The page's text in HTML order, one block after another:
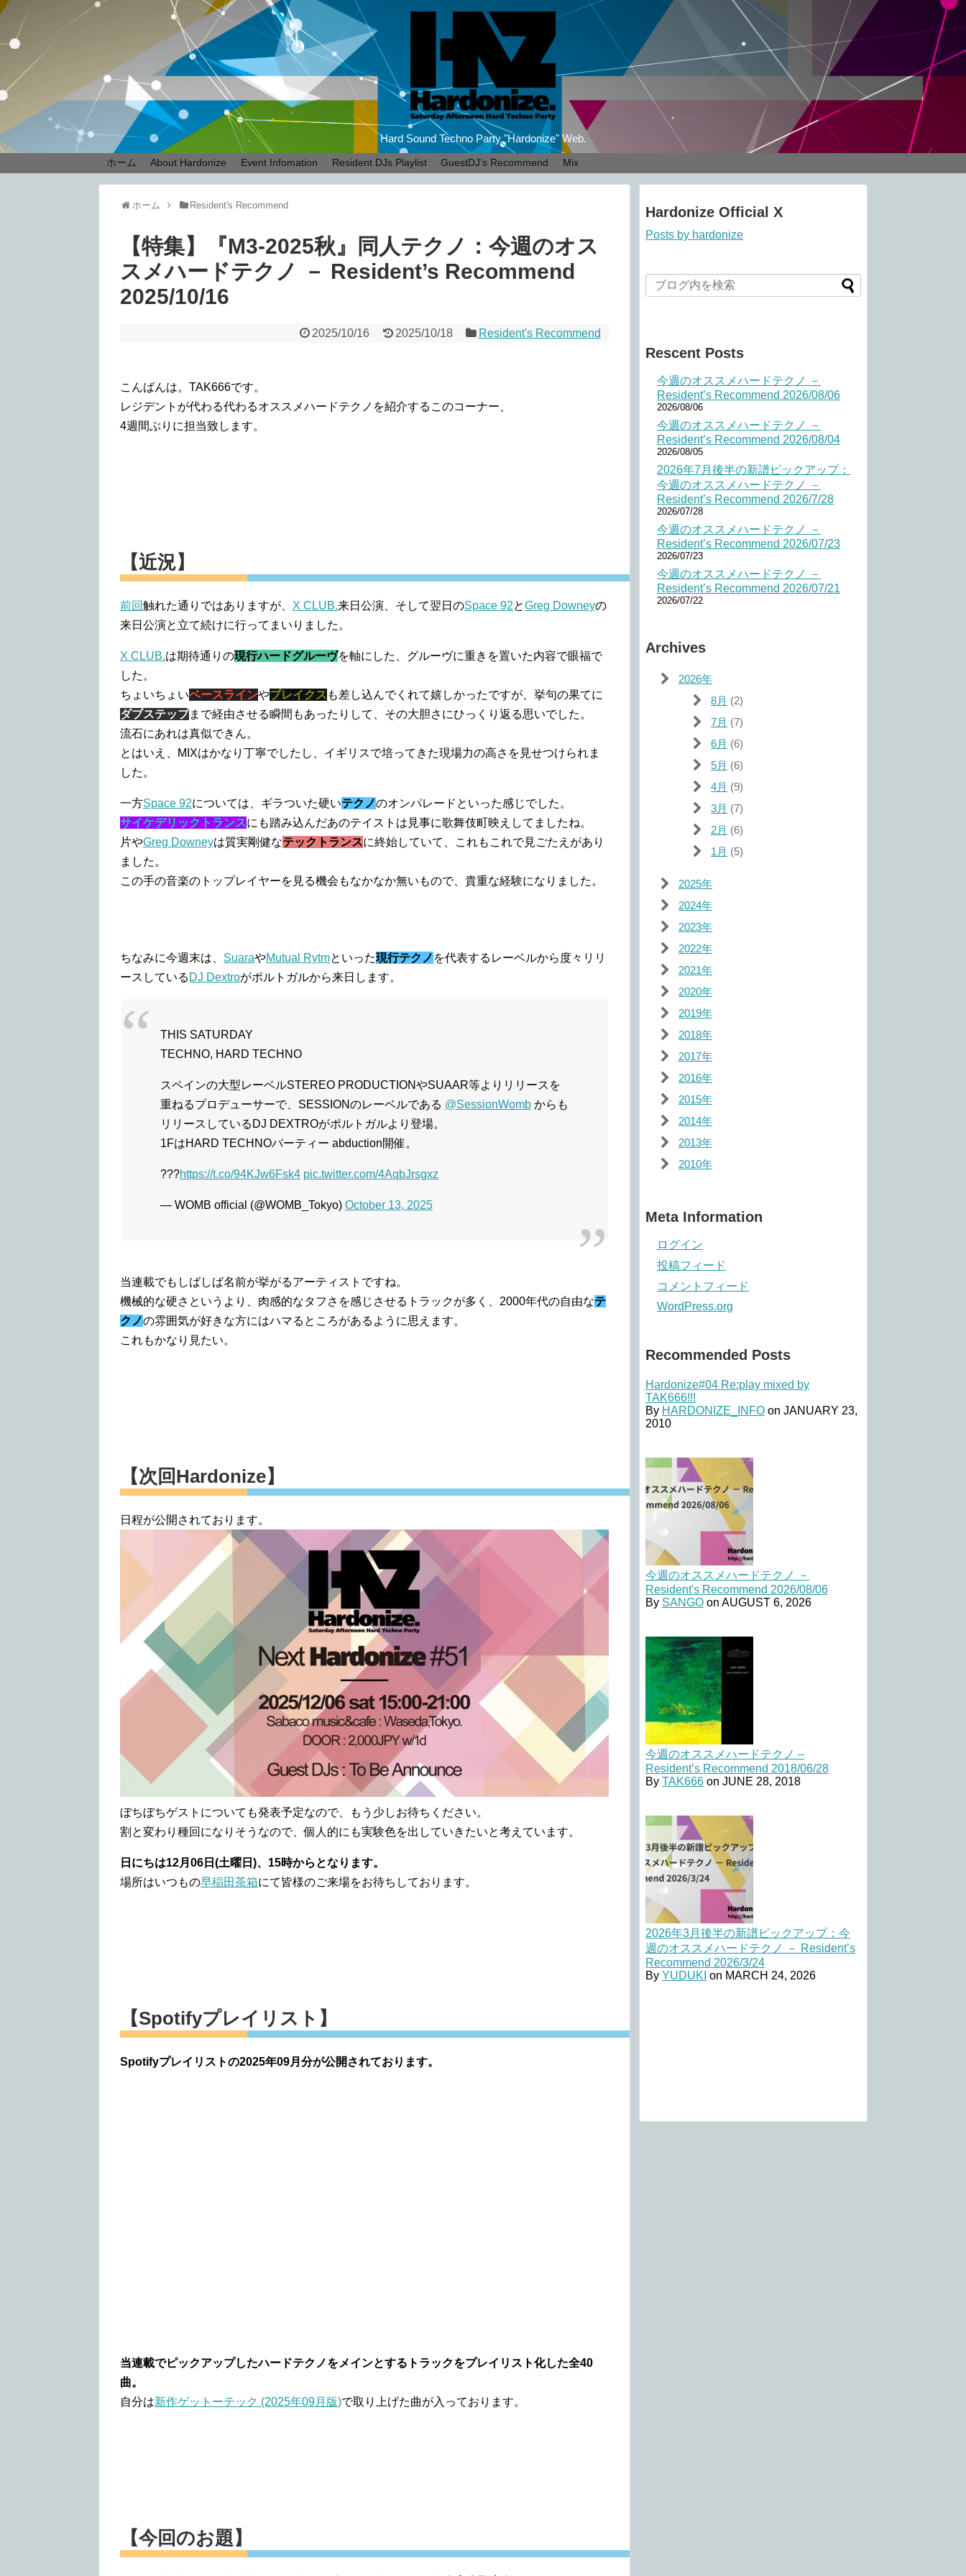
Hard Sound Techno Party "Hardonize" Web.
ホーム About Hardonize Event Infomation Resident DJs Playlist GuestDJ’s Recommend Mix
ホーム Resident's Recommend
【特集】『M3-2025秋』同人テクノ：今週のオス
スメハードテクノ － Resident’s Recommend
2025/10/16
2025/10/16 2025/10/18 Resident's Recommend
こんばんは。TAK666です。
レジデントが代わる代わるオススメハードテクノを紹介するこのコーナー、
4週間ぶりに担当致します。
【近況】
前回触れた通りではありますが、 X CLUB.来日公演、そして翌日のSpace 92とGreg Downeyの
来日公演と立て続けに行ってまいりました。
X CLUB.は期待通りの現行ハードグルーヴを軸にした、グルーヴに重きを置いた内容で眼福で
した。
ちょいちょいベースラインやブレイクス も差し込んでくれて嬉しかったですが、挙句の果てに
ダブステップまで経由させる瞬間もあったりして、その大胆さにひっくり返る思いでした。
流石にあれは真似できん。
とはいえ、MIXはかなり丁寧でしたし、イギリスで培ってきた現場力の高さを見せつけられま
した。
一方Space 92については、ギラついた硬いテクノのオンパレードといった感じでした。
サイケデリックトランスにも踏み込んだあのテイストは見事に歌舞伎町映えしてましたね。
片やGreg Downeyは質実剛健なテックトランスに終始していて、これもこれで見ごたえがあり
ました。
この手の音楽のトップレイヤーを見る機会もなかなか無いもので、貴重な経験になりました。
ちなみに今週末は、 SuaraやMutual Rytmといった現行テクノ を代表するレーベルから度々リリ
ースしている DJ Dextroがポルトガルから来日します。
THIS SATURDAY
TECHNO, HARD TECHNO
スペインの大型レーベルSTEREO PRODUCTIONやSUAAR等よりリリースを
重ねるプロデューサーで、SESSIONのレーベルである @SessionWomb からも
リリースしているDJ DEXTROがポルトガルより登場。
1FはHARD TECHNOパーティー abduction開催。
???https://t.co/94KJw6Fsk4 pic.twitter.com/4AqbJrsgxz
— WOMB official (@WOMB_Tokyo) October 13, 2025
当連載でもしばしば名前が挙がるアーティストですね。
機械的な硬さというより、肉感的なタフさを感じさせるトラックが多く、2000年代の自由なテ
クノの雰囲気が好きな方にはハマるところがあるように思えます。
これもかなり見たい。
【次回Hardonize】
日程が公開されております。
ぼちぼちゲストについても発表予定なので、もう少しお待ちください。
割と変わり種回になりそうなので、個人的にも実験色を出していきたいと考えています。
日にちは12月06日(土曜日)、15時からとなります。
場所はいつもの早稲田茶箱にて皆様のご来場をお待ちしております。
【Spotifyプレイリスト】
Spotifyプレイリストの2025年09月分が公開されております。
当連載でピックアップしたハードテクノをメインとするトラックをプレイリスト化した全40
曲。
自分は新作ゲットーテック (2025年09月版)で取り上げた曲が入っております。
【今回のお題】
Hardonize Official X
Posts by hardonize
Rescent Posts
今週のオススメハードテクノ －
Resident’s Recommend 2026/08/06
2026/08/06
今週のオススメハードテクノ －
Resident’s Recommend 2026/08/04
2026/08/05
2026年7月後半の新譜ピックアップ：
今週のオススメハードテクノ －
Resident’s Recommend 2026/7/28
2026/07/28
今週のオススメハードテクノ －
Resident’s Recommend 2026/07/23
2026/07/23
今週のオススメハードテクノ －
Resident’s Recommend 2026/07/21
2026/07/22
Archives
2026年
8月 (2)
7月 (7)
6月 (6)
5月 (6)
4月 (9)
3月 (7)
2月 (6)
1月 (5)
2025年
2024年
2023年
2022年
2021年
2020年
2019年
2018年
2017年
2016年
2015年
2014年
2013年
2010年
Meta Information
ログイン
投稿フィード
コメントフィード
WordPress.org
Recommended Posts
Hardonize#04 Re:play mixed by
TAK666!!!
By HARDONIZE_INFO on JANUARY 23,
2010
今週のオススメハードテクノ －
Resident's Recommend 2026/08/06
By SANGO on AUGUST 6, 2026
今週のオススメハードテクノ –
Resident’s Recommend 2018/06/28
By TAK666 on JUNE 28, 2018
2026年3月後半の新譜ピックアップ：今
週のオススメハードテクノ － Resident’s
Recommend 2026/3/24
By YUDUKI on MARCH 24, 2026